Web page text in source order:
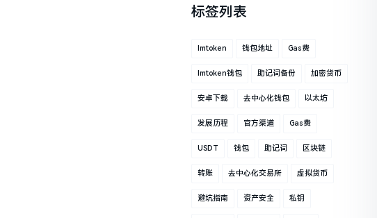
标签列表
Imtoken 钱包地址 Gas费
Imtoken钱包 助记词备份 加密货币
安卓下载 去中心化钱包 以太坊
发展历程 官方渠道 Gas费
USDT 钱包 助记词 区块链
转账 去中心化交易所 虚拟货币
避坑指南 资产安全 私钥